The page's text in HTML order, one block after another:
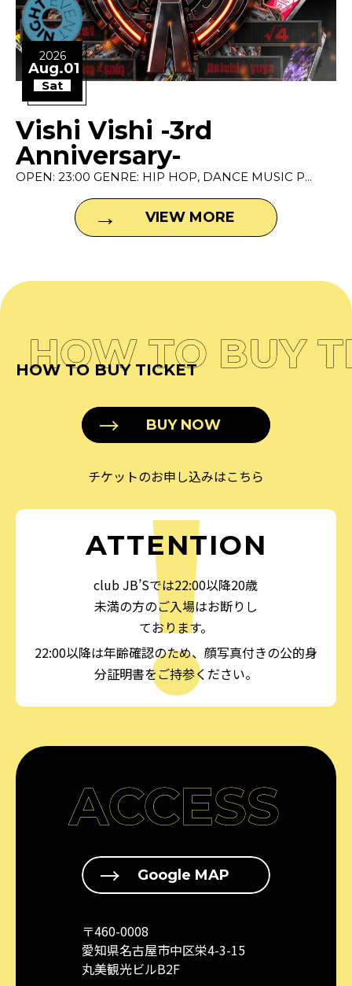
2026
Aug.01
Sat
Vishi Vishi -3rd
Anniversary-
OPEN: 23:00 GENRE: HIP HOP, DANCE MUSIC P...
VIEW MORE
HOW TO BUY
HOW TO BUY TICKET
BUY NOW
チケットのお申し込みはこちら
ATTENTION
club JB’Sでは22:00以降20歳
未満の方のご入場はお断りし
ております。
22:00以降は年齢確認のため、顔写真付きの公的身
分証明書をご持参ください。
ACCESS
Google MAP
〒460-0008
愛知県名古屋市中区栄4-3-15
丸美観光ビルB2F